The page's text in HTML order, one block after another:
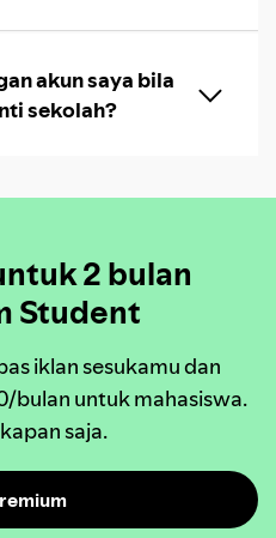
akun saya bila
sekolah?
2 bulan
Student
iklan sesukamu dan
bulan untuk mahasiswa.
saja.